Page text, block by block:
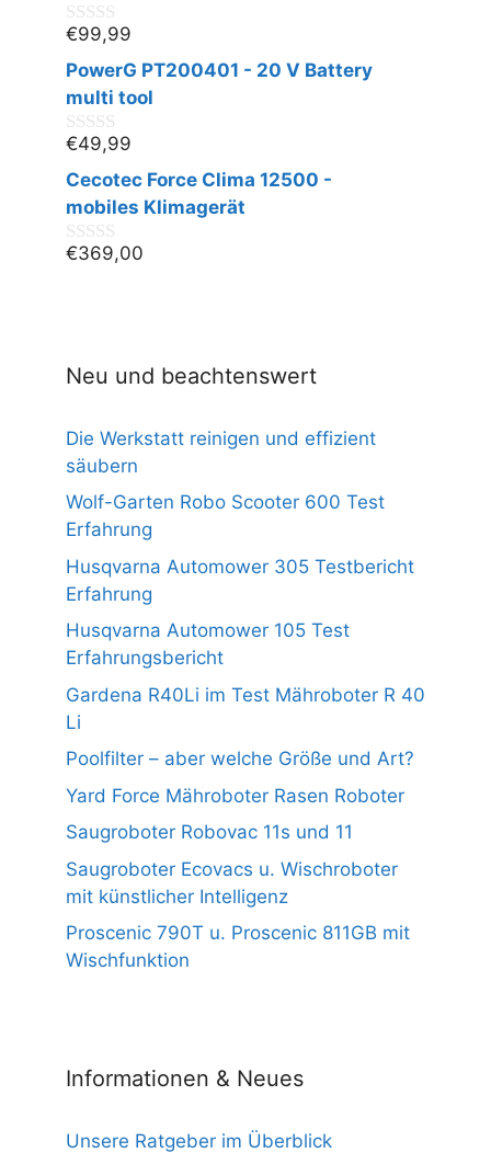
0
v
o
n
€99,99
PowerG PT200401 - 20 V Battery
multi tool
0
v
o
n
€49,99
Cecotec Force Clima 12500 -
mobiles Klimagerät
0
€369,00
Neu und beachtenswert
Die Werkstatt reinigen und effizient
säubern
Wolf-Garten Robo Scooter 600 Test
Erfahrung
Husqvarna Automower 305 Testbericht
Erfahrung
Husqvarna Automower 105 Test
Erfahrungsbericht
Gardena R40Li im Test Mähroboter R 40
Li
Poolfilter – aber welche Größe und Art?
Yard Force Mähroboter Rasen Roboter
Saugroboter Robovac 11s und 11
Saugroboter Ecovacs u. Wischroboter
mit künstlicher Intelligenz
Proscenic 790T u. Proscenic 811GB mit
Wischfunktion
Informationen & Neues
Unsere Ratgeber im Überblick